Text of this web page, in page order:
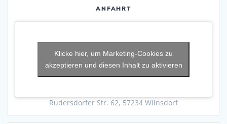
ANFAHRT
Klicke hier, um Marketing-Cookies zu
akzeptieren und diesen Inhalt zu aktivieren
Rudersdorfer Str. 62, 57234 Wilnsdorf